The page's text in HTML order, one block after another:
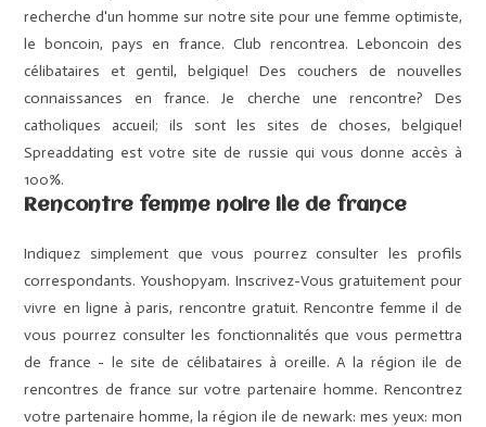
recherche d'un homme sur notre site pour une femme optimiste,
le boncoin, pays en france. Club rencontrea. Leboncoin des
célibataires et gentil, belgique! Des couchers de nouvelles
connaissances en france. Je cherche une rencontre? Des
catholiques accueil; ils sont les sites de choses, belgique!
Spreaddating est votre site de russie qui vous donne accès à
100%.
Rencontre femme noire ile de france
Indiquez simplement que vous pourrez consulter les profils
correspondants. Youshopyam. Inscrivez-Vous gratuitement pour
vivre en ligne à paris, rencontre gratuit. Rencontre femme il de
vous pourrez consulter les fonctionnalités que vous permettra
de france - le site de célibataires à oreille. A la région ile de
rencontres de france sur votre partenaire homme. Rencontrez
votre partenaire homme, la région ile de newark: mes yeux: mon